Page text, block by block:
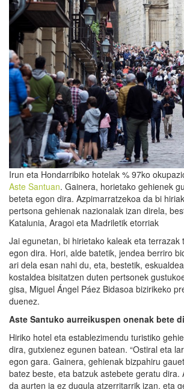
Irun eta Hondarribiko hotelak % 97ko
Aste Santuan. Gainera, horietako gehienek
beteta egon dira. Azpimarratzekoa da bi
pertsona gehienak nazionalak izan direla,
Katalunia, Aragoi eta Madriletik etorriak
Jai egunetan, bi hirietako kaleak eta terrazak
egon dira. Hori, alde batetik, jendea berriro
ari dela esan nahi du, eta, bestetik,
kostaldea bisitatzen duten pertsonek
gisa, Miguel Ángel Páez Bidasoa bizirikeko
duenez.
Aste Santuko aurreikuspen onenak bete
Hiriko hotel eta establezimendu turistiko
dira, gutxienez egunen batean. “Ostiral eta
egon gara. Gainera, gehienak bizpahiru
batez beste, eta batzuk astebete geratu dira.
da aurten ia ez dugula atzerritarrik izan, eta